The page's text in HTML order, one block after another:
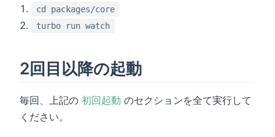
cd packages/core
turbo run watch
2回目以降の起動
毎回、上記の 初回起動 のセクションを全て実行して
ください。